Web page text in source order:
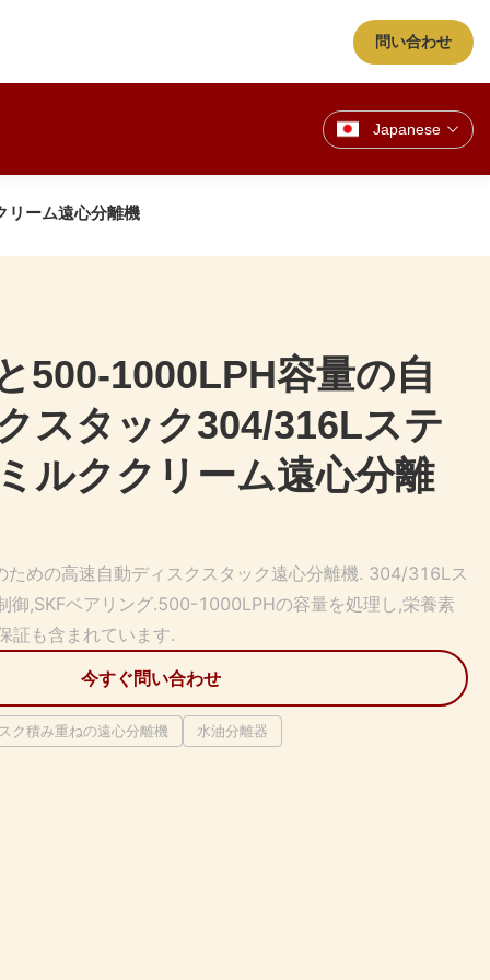
問い合わせ
Japanese
リーム遠心分離機
500-1000LPH容量の自
スタック304/316Lステ
ルククリーム遠心分離
ための高速自動ディスクスタック遠心分離機. 304/316Lス
御,SKFベアリング.500-1000LPHの容量を処理し,栄養素
証も含まれています.
今すぐ問い合わせ
ク積み重ねの遠心分離機 水油分離器